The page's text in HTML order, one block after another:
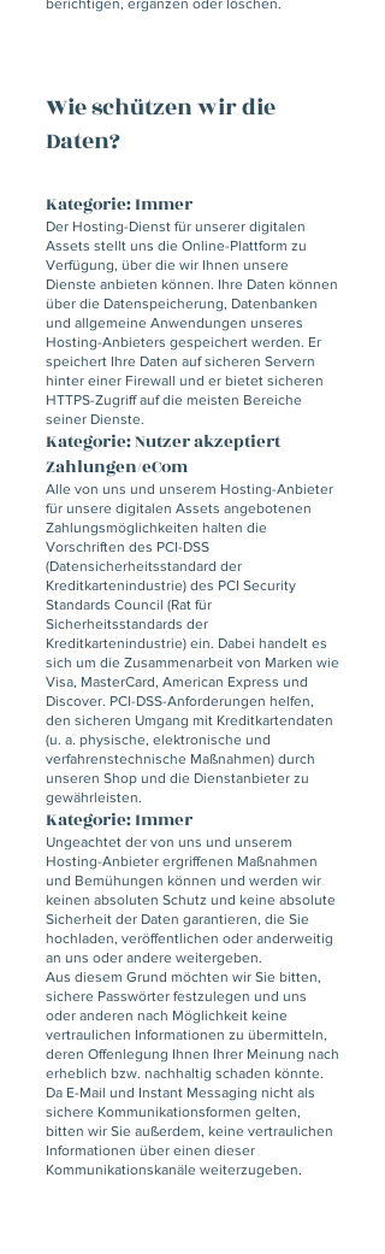
Wie schützen wir die
Daten?
Kategorie: Immer
Der Hosting-Dienst für unserer digitalen
Assets stellt uns die Online-Plattform zu
Verfügung, über die wir Ihnen unsere
Dienste anbieten können. Ihre Daten können
über die Datenspeicherung, Datenbanken
und allgemeine Anwendungen unseres
Hosting-Anbieters gespeichert werden. Er
speichert Ihre Daten auf sicheren Servern
hinter einer Firewall und er bietet sicheren
HTTPS-Zugriff auf die meisten Bereiche
seiner Dienste.
Kategorie: Nutzer akzeptiert
Zahlungen/eCom
Alle von uns und unserem Hosting-Anbieter
für unsere digitalen Assets angebotenen
Zahlungsmöglichkeiten halten die
Vorschriften des PCI-DSS
(Datensicherheitsstandard der
Kreditkartenindustrie) des PCI Security
Standards Council (Rat für
Sicherheitsstandards der
Kreditkartenindustrie) ein. Dabei handelt es
sich um die Zusammenarbeit von Marken wie
Visa, MasterCard, American Express und
Discover. PCI-DSS-Anforderungen helfen,
den sicheren Umgang mit Kreditkartendaten
(u. a. physische, elektronische und
verfahrenstechnische Maßnahmen) durch
unseren Shop und die Dienstanbieter zu
gewährleisten.
Kategorie: Immer
Ungeachtet der von uns und unserem
Hosting-Anbieter ergriffenen Maßnahmen
und Bemühungen können und werden wir
keinen absoluten Schutz und keine absolute
Sicherheit der Daten garantieren, die Sie
hochladen, veröffentlichen oder anderweitig
an uns oder andere weitergeben.
Aus diesem Grund möchten wir Sie bitten,
sichere Passwörter festzulegen und uns
oder anderen nach Möglichkeit keine
vertraulichen Informationen zu übermitteln,
deren Offenlegung Ihnen Ihrer Meinung nach
erheblich bzw. nachhaltig schaden könnte.
Da E-Mail und Instant Messaging nicht als
sichere Kommunikationsformen gelten,
bitten wir Sie außerdem, keine vertraulichen
Informationen über einen dieser
Kommunikationskanäle weiterzugeben.